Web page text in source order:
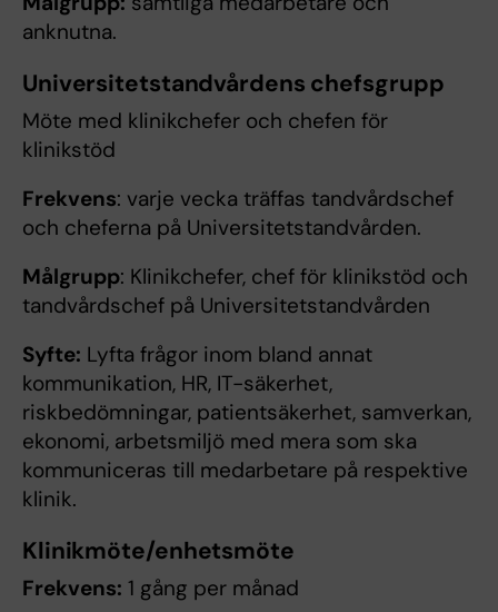
anknutna.
Universitetstandvårdens chefsgrupp
Möte med klinikchefer och chefen för
klinikstöd
Frekvens: varje vecka träffas tandvårdschef
och cheferna på Universitetstandvården.
Målgrupp: Klinikchefer, chef för klinikstöd och
tandvårdschef på Universitetstandvården
Syfte: Lyfta frågor inom bland annat
kommunikation, HR, IT-säkerhet,
riskbedömningar, patientsäkerhet, samverkan,
ekonomi, arbetsmiljö med mera som ska
kommuniceras till medarbetare på respektive
klinik.
Klinikmöte/enhetsmöte
Frekvens: 1 gång per månad